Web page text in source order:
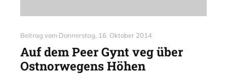
Beitrag vom Donnerstag, 16. Oktober 2014
Auf dem Peer Gynt veg über
Ostnorwegens Höhen